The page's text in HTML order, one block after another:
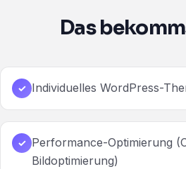
Das
✓ Individuelles WordPress-
✓ Performance-Optimierung
Bildoptimierung)